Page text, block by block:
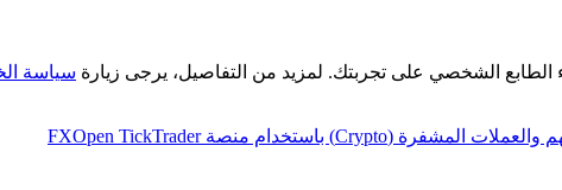
الطابع الشخصي على تجربتك. لمزيد من التفاصيل، يرجى زيارة سياسة